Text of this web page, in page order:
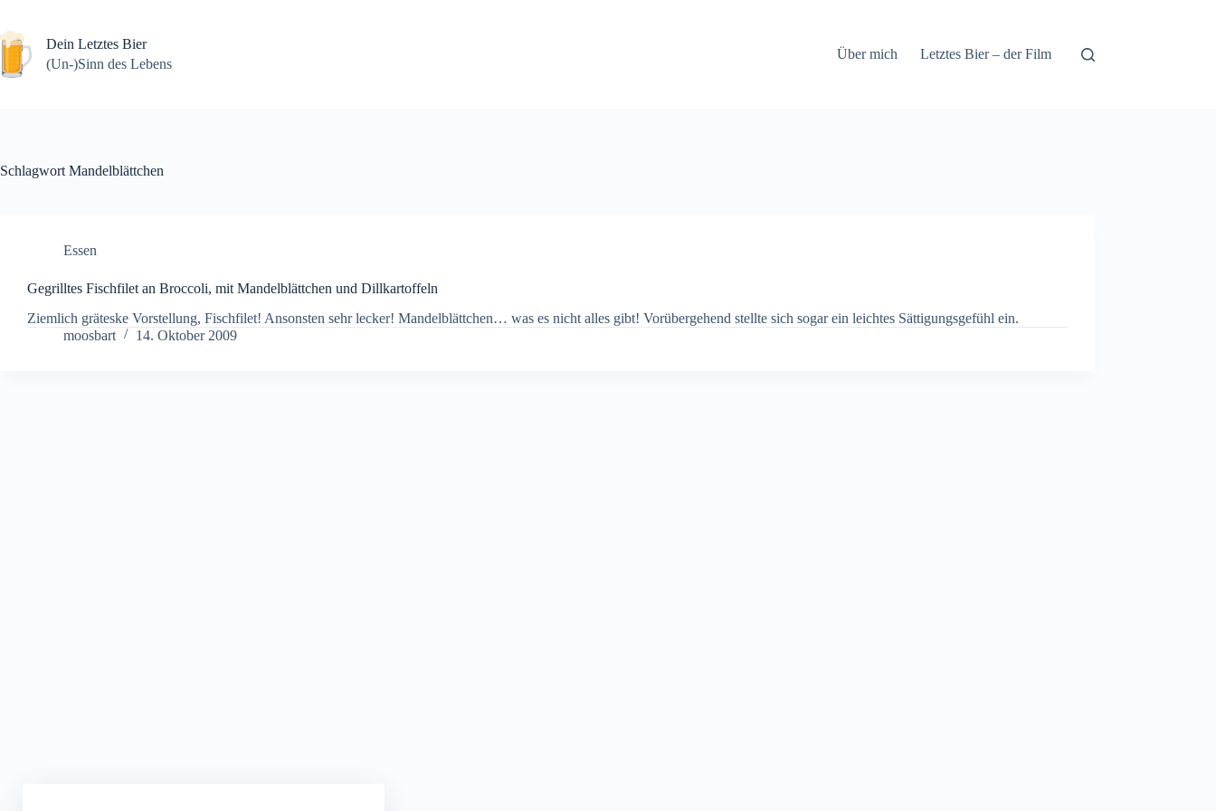
springenDein Letztes Bier
(Un-)Sinn des Lebens
Über mich Letztes Bier – der Film
Schlagwort Mandelblättchen
Essen
Gegrilltes Fischfilet an Broccoli, mit Mandelblättchen und Dillkartoffeln
Ziemlich gräteske Vorstellung, Fischfilet! Ansonsten sehr lecker! Mandelblättchen… was es nicht alles gibt! Vorübergehend stellte sich sogar ein leichtes Sättigungsgefühl ein.
moosbart
14. Oktober 2009